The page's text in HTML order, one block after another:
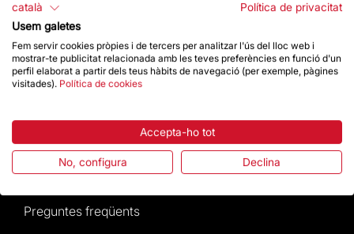
Botiga
La Fundació
Preguntes freqüents
català
Política de privacitat
Usem galetes
Fem servir cookies pròpies i de tercers per analitzar l'ús del lloc web i
mostrar-te publicitat relacionada amb les teves preferències en funció d'un
perfil elaborat a partir dels teus hàbits de navegació (per exemple, pàgines
visitades). Política de cookies
Accepta-ho tot
No, configura Declina